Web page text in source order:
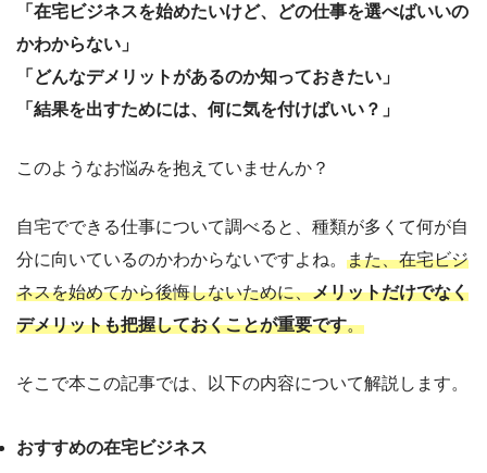
「在宅ビジネスを始めたいけど、どの仕事を選べばいいの
かわからない」
「どんなデメリットがあるのか知っておきたい」
「結果を出すためには、何に気を付けばいい？」
このようなお悩みを抱えていませんか？
自宅でできる仕事について調べると、種類が多くて何が自
分に向いているのかわからないですよね。 また、在宅ビジ
ネスを始めてから後悔しないために、メリットだけでなく
デメリットも把握しておくことが重要です。
そこで本この記事では、以下の内容について解説します。
おすすめの在宅ビジネス